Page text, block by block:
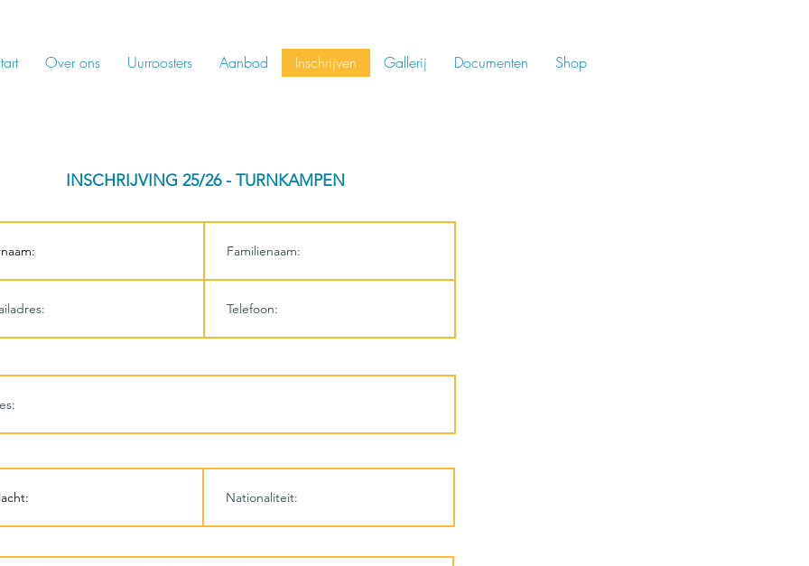
Over ons Uurroosters Aanbod Inschrijven Gallerij Documenten Shop
INSCHRIJVING 25/26 - TURNKAMPEN